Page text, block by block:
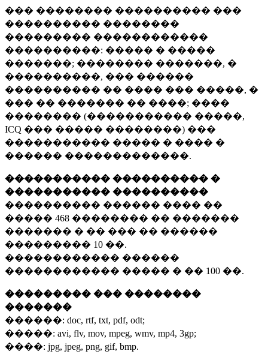
��� �������� ���������� ���
���������� ��������
��������� ������������
����������: ����� � �����
�������; �������� �������, �
����������, ��� ������
���������� �� ���� ��� �����, �
��� �� ������� �� ����; ����
�������� (����������� �����,
ICQ ��� ����� ��������) ���
����������� ����� � ���� �
������ �������������.
����������� ���������� �
����������� ����������
���������� ������ ���� ��
����� 468 �������� �� �������
������� � �� ��� �� ������
��������� 10 ��.
������������ ������
������������ ����� � �� 100 ��.
��������� ��� ��������
�������
������: doc, rtf, txt, pdf, odt;
�����: avi, flv, mov, mpeg, wmv, mp4, 3gp;
����: jpg, jpeg, png, gif, bmp.